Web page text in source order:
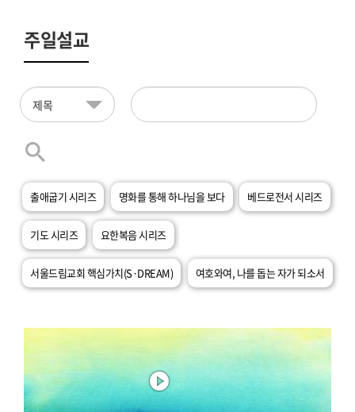
주일설교
출애굽기 시리즈 명화를 통해 하나님을 보다 베드로전서 시리즈
기도 시리즈 요한복음 시리즈
서울드림교회 핵심가치(S·DREAM) 여호와여, 나를 돕는 자가 되소서